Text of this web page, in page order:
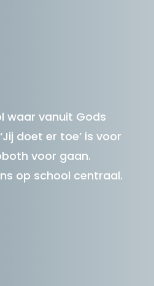
waar vanuit Gods
doet er toe’ is voor
voor gaan.
op school centraal.